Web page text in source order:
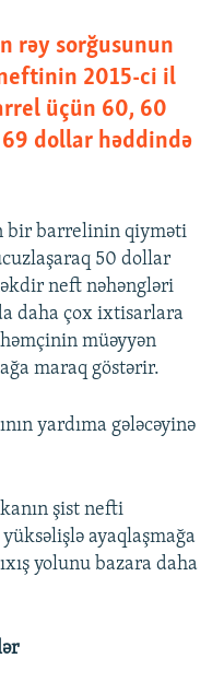
rəy sorğusunun
2015-ci il
üçün 60, 60
dollar həddində
bir barrelinin qiyməti
50 dollar
neft nəhəngləri
daha çox ixtisarlara
müəyyən
maraq göstərir.
yardıma gələcəyinə
şist nefti
ayaqlaşmağa
yolunu bazara daha